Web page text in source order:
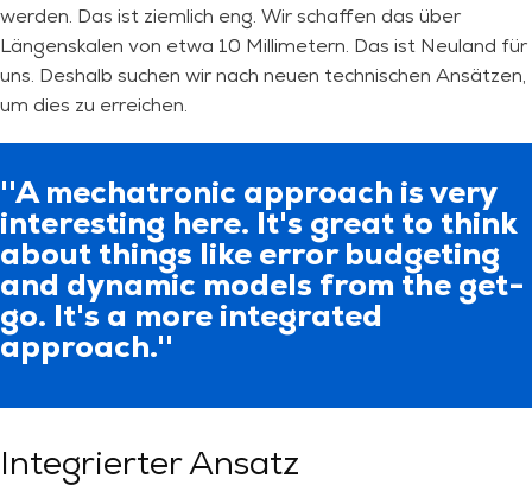
werden. Das ist ziemlich eng. Wir schaffen das über
Längenskalen von etwa 10 Millimetern. Das ist Neuland für
uns. Deshalb suchen wir nach neuen technischen Ansätzen,
um dies zu erreichen.
''A mechatronic approach is very
interesting here. It's great to think
about things like error budgeting
and dynamic models from the get-
go. It's a more integrated
approach.''
Integrierter Ansatz